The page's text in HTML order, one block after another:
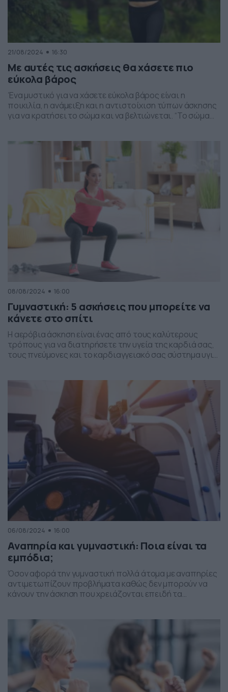
21/08/2024 16:30
Με αυτές τις ασκήσεις θα χάσετε πιο
εύκολα βάρος
Ένα μυστικό για να χάσετε εύκολα βάρος είναι η
ποικιλία, η ανάμειξη και η αντιστοίχιση τύπων άσκησης
για να κρατήσει το σώμα και να βελτιώνεται. “Το σώμα
αθλητική ιατρική πρωτοβάθμιας φροντίδας για το
Ορθοπεδικό Ινστιτούτο Northwell Health στο East
Meadow της […]
08/08/2024 16:00
Γυμναστική: 5 ασκήσεις που μπορείτε να
κάνετε στο σπίτι
Η αερόβια άσκηση είναι ένας από τους καλύτερους
τρόπους για να διατηρήσετε την υγεία της καρδιά σας,
τους πνεύμονες και το καρδιαγγειακό σας σύστημα υγιή
είναι μια πρόκληση όταν αρχίζουν να αυξάνονται οι
υποχρεώσεις εργασίας και […]
06/08/2024 16:00
Αναπηρία και γυμναστική: Ποια είναι τα
εμπόδια;
Όσον αφορά την γυμναστική πολλά άτομα με αναπηρίες
αντιμετωπίζουν προβλήματα καθώς δεν μπορούν να
κάνουν την άσκηση που χρειάζονται επειδή τα
βοηθά, σύμφωνα με μια νέα επισκόπηση. Η συγγραφέας
της κριτικής Alexandra Jamieson , ερευνήτρια στο
Πανεπιστήμιο του Τέξας στο Ερευνητικό Ινστιτούτο
Άρλινγκτον […]